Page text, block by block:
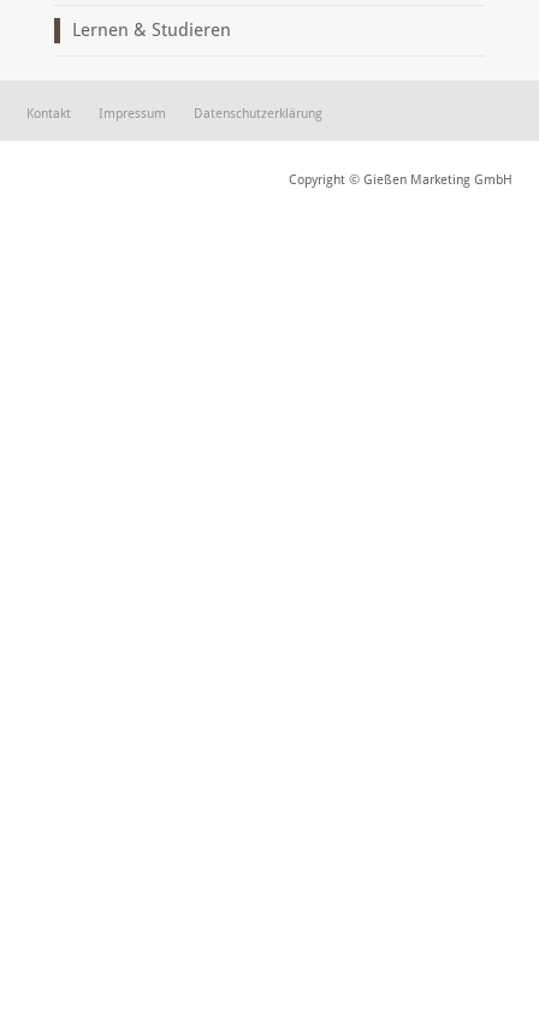
Lernen & Studieren
Kontakt Impressum Datenschutzerklärung
Copyright © Gießen Marketing GmbH